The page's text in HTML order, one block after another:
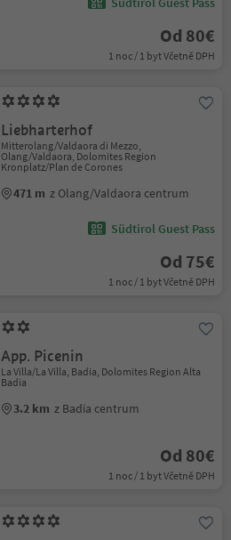
Od 80€
1 noc / 1 byt Včetně DPH
Liebharterhof
Mitterolang/Valdaora di Mezzo,
Olang/Valdaora, Dolomites Region
Kronplatz/Plan de Corones
471 m z Olang/Valdaora centrum
Südtirol Guest Pass
Od 75€
1 noc / 1 byt Včetně DPH
App. Picenin
La Villa/La Villa, Badia, Dolomites Region Alta
Badia
3.2 km z Badia centrum
Od 80€
1 noc / 1 byt Včetně DPH